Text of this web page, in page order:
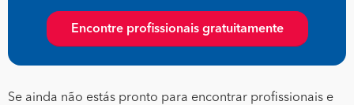
Encontre profissionais gratuitamente
Se ainda não estás pronto para encontrar profissionais e